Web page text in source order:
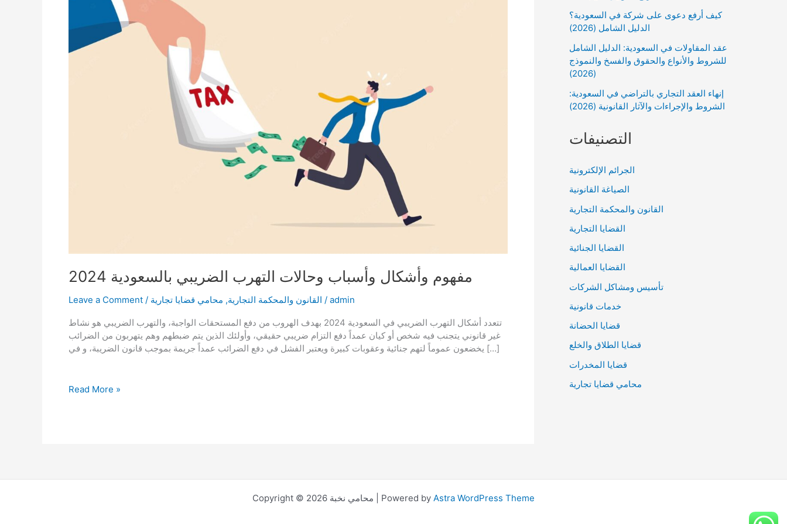
مفهوم وأشكال وأسباب وحالات التهرب الضريبي بالسعودية 2024
Leave a Comment / القانون والمحكمة التجارية, محامي قضايا تجارية / admin
تتعدد أشكال التهرب الضريبي في السعودية 2024 بهدف الهروب من دفع المستحقات الواجبة، والتهرب الضريبي هو نشاط
غير قانوني يتجنب فيه شخص أو كيان عمداً دفع التزام ضريبي حقيقي، وأولئك الذين يتم ضبطهم وهم يتهربون من الضرائب
يخضعون عموماً لتهم جنائية وعقوبات كبيرة ويعتبر الفشل في دفع الضرائب عمداً جريمة بموجب قانون الضريبة، و في […]
مفهوم
2024
Read More »
كيف أرفع دعوى على شركة في السعودية؟
الدليل الشامل (2026)
عقد المقاولات في السعودية: الدليل الشامل
للشروط والأنواع والحقوق والفسخ والنموذج
(2026)
إنهاء العقد التجاري بالتراضي في السعودية:
الشروط والإجراءات والآثار القانونية (2026)
التصنيفات
الجرائم الإلكترونية
الصياغة القانونية
القانون والمحكمة التجارية
القضايا التجارية
القضايا الجنائية
القضايا العمالية
تأسيس ومشاكل الشركات
خدمات قانونية
قضايا الحضانة
قضايا الطلاق والخلع
قضايا المخدرات
محامي قضايا تجارية
Copyright © 2026 محامي نخبة | Powered by Astra WordPress Theme